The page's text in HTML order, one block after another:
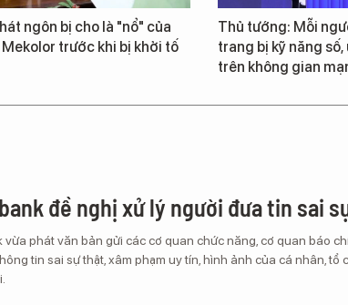
ngôn bị cho là "nổ" của
trước khi bị khởi tố
Thủ tướng: Mỗi
trang bị kỹ năng số,
trên không gian
đề nghị xử lý người đưa tin sai
vừa phát văn bản gửi các cơ quan chức năng, cơ quan báo
tin sai sự thật, xâm phạm uy tín, hình ảnh của cá nhân, tổ